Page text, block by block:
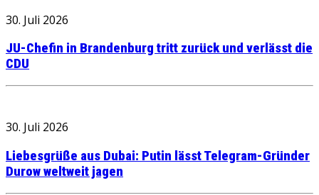
30. Juli 2026
JU-Chefin in Brandenburg tritt zurück und verlässt die
CDU
30. Juli 2026
Liebesgrüße aus Dubai: Putin lässt Telegram-Gründer
Durow weltweit jagen